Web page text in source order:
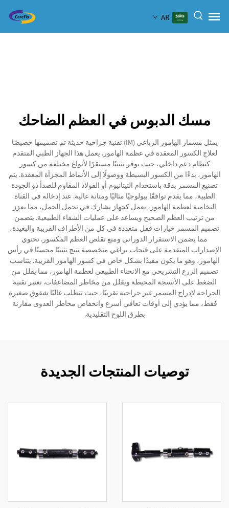
AR
مسك الدبوس في العظم الضاحك
يمثل مسمار الهامور الرباعي (IM) تقنية جراحية حديثة تم تصميمها خصيصًا
لعلاج الكسور المعقدة في عظمة الهامور. يعمل هذا الجهاز الطبي المتقدم
كنظام دعم داخلي، حيث يوفر تثبيتًا مستقرًا لأنواع مختلفة من كسور
الهامور، بدءًا من الكسور البسيطة ووصولًا إلى الأنماط المجزأة المعقدة. يتم
تصنيع المسمر بدقة باستخدام التيتانيوم أو الفولاذ المقاوم للصدأ ذو الجودة
الطبية، مما يقدم توافقًا بيولوجيًا مثاليًا ومتانة عالية. عند إدخاله في القناة
النخامية لعظمة الهامور، يعمل كجهاز يشارك في تحمل الحمل، مما يعزز
من ترتيب العظم الصحيح ويساعد على عمليات الشفاء الطبيعية. يتضمن
تصميم المسمر خيارات قفل متعددة في كل من الأطراف القريبة والبعيدة،
مما يضمن الاستقرار الدوراني ومنع تقلص العظم المكسور. تحتوي
الإصدارات المتقدمة على فتحات براغي متخصصة تتيح تثبيتًا محسنًا في رأس
الهامور، وهو ما يكون مفيدًا بشكل خاص في كسور الهامور القريبة. يتناسب
تصميم الزرع التشريحي مع الانحناء الطبيعي لعظمة الهامور، مما يقلل من
الضغط على الأنسجة المحيطة ويقلل من مخاطر المضاعفات. تعتبر تقنية
الجراحة لإدراج المسمر غير جراحية تقريبًا، حيث تتطلب غالبًا شقوق صغيرة
فقط، مما يؤدي إلى أوقات تعافي أسرع وانخفاض مخاطر العدوى مقارنة
بطرق اللوح التقليدية.
توصيات المنتجات الجديدة